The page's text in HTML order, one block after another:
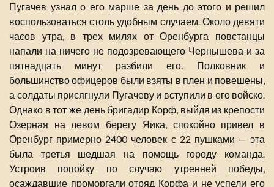
Пугачев узнал о его марше за день до этого и решил
воспользоваться столь удобным случаем. Около девяти
часов утра, в трех милях от Оренбурга повстанцы
напали на ничего не подозревающего Чернышева и за
пятнадцать минут разбили его. Полковник и
большинство офицеров были взяты в плен и повешены,
а солдаты присягнули Пугачеву и вступили в его войско.
Однако в тот же день бригадир Корф, выйдя из крепости
Озерная на левом берегу Яика, спокойно привел в
Оренбург примерно 2400 человек с 22 пушками — эта
была третья шедшая на помощь городу команда.
Устроив попойку по случаю утренней победы,
осаждавшие проморгали отряд Корфа и не успели его